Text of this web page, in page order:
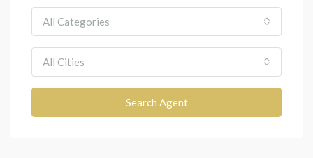
All Categories
All Cities
Search Agent